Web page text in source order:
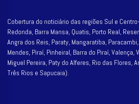
Cobertura do noticiário das regiões Sul e
Redonda, Barra Mansa, Quatis, Porto Real,
Angra dos Reis, Paraty, Mangaratiba,
Mendes, Piraí, Pinheiral, Barra do Piraí, Valença,
Miguel Pereira, Paty do Alferes, Rio das Flores,
Três Rios e Sapucaia).